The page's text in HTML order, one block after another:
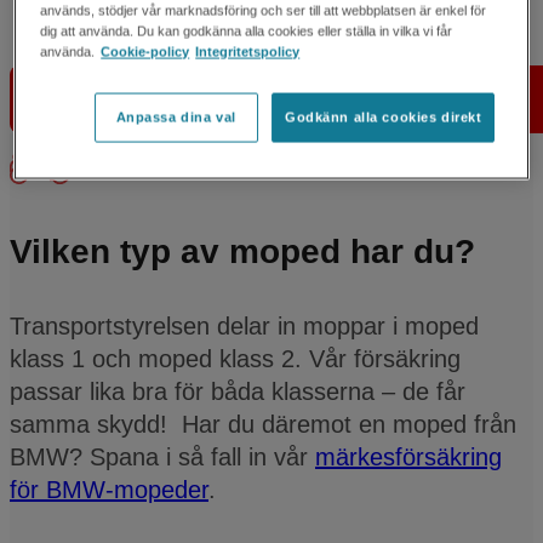
föraren och eventuell passagerare tar sig hem igen.
Se ditt bästa pris
Vilken typ av moped har du?
Transportstyrelsen delar in moppar i moped
klass 1 och moped klass 2. Vår försäkring
passar lika bra för båda klasserna – de får
samma skydd! Har du däremot en moped från
BMW? Spana i så fall in vår märkesförsäkring
för BMW-mopeder.
används, stödjer vår marknadsföring och ser till att webbplatsen är enkel för
dig att använda. Du kan godkänna alla cookies eller ställa in vilka vi får
använda. Cookie-policy Integritetspolicy
Anpassa dina val Godkänn alla cookies direkt